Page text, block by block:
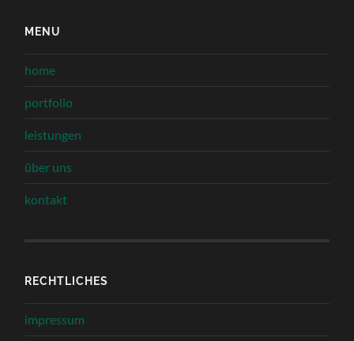
MENU
home
portfolio
leistungen
über uns
kontakt
RECHTLICHES
impressum